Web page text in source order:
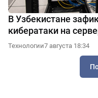
В Узбекистане
кибератаки на
Технологии7 августа 18:34